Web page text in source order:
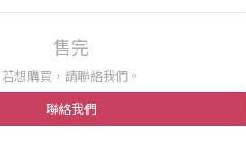
售完
若想購買，請聯絡我們。
聯絡我們